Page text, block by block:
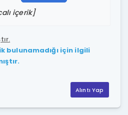
içerik]
bulunamadığı için ilgili
Alıntı Yap